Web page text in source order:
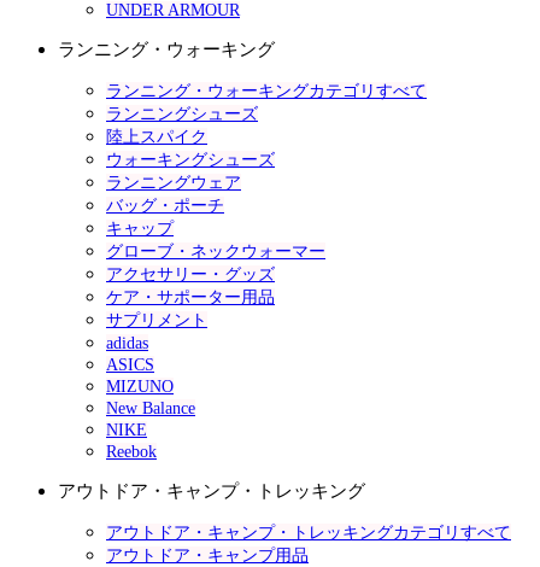
UNDER ARMOUR
ランニング・ウォーキング
ランニング・ウォーキングカテゴリすべて
ランニングシューズ
陸上スパイク
ウォーキングシューズ
ランニングウェア
バッグ・ポーチ
キャップ
グローブ・ネックウォーマー
アクセサリー・グッズ
ケア・サポーター用品
サプリメント
adidas
ASICS
MIZUNO
New Balance
NIKE
Reebok
アウトドア・キャンプ・トレッキング
アウトドア・キャンプ・トレッキングカテゴリすべて
アウトドア・キャンプ用品